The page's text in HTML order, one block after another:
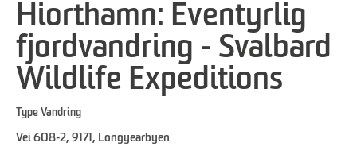
Hiorthamn: Eventyrlig
fjordvandring - Svalbard
Wildlife Expeditions
Type Vandring
Vei 608-2, 9171 , Longyearbyen